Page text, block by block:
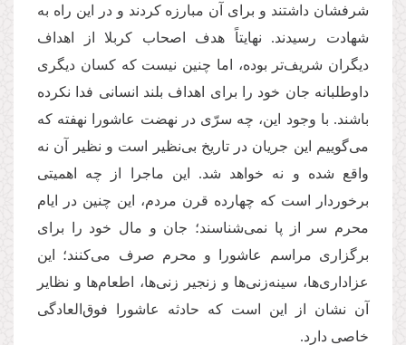
شرفشان داشتند و برای آن مبارزه كردند و در این راه به
شهادت رسیدند. نهایتاً هدف اصحاب كربلا از اهداف
دیگران شریف‌تر بوده، اما چنین نیست كه کسان دیگری
داوطلبانه جان خود را برای اهداف بلند انسانی فدا نكرده
باشند. با وجود این، چه سرّی در نهضت عاشورا نهفته كه
می‌‌گوییم این جریان در تاریخ بی‌‌نظیر است و نظیر آن نه
واقع شده و نه خواهد شد. این ماجرا از چه اهمیتی
برخوردار است كه چهارده قرن مردم، این چنین در ایام
محرم سر از پا نمی‌‌شناسند؛ جان و مال خود را برای
برگزاری مراسم عاشورا و محرم صرف می‌کنند؛ این
عزاداری‌ها، سینه‌زنی‌‌ها و زنجیر زنی‌‌ها، اطعام‌ها و نظایر
آن نشان از این است كه حادثه عاشورا فوق‌العادگی
خاصی دارد.